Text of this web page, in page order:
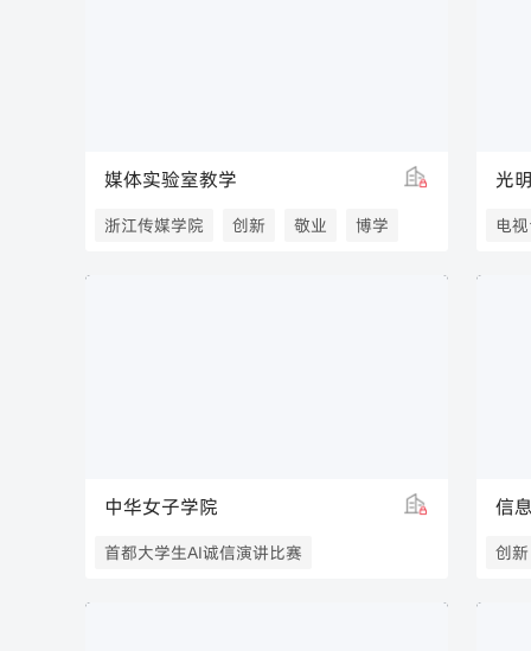
媒体实验室教学
浙江传媒学院 创新 敬业
博学
光
电
中华女子学院
首都大学生AI诚信演讲比赛
信
创新